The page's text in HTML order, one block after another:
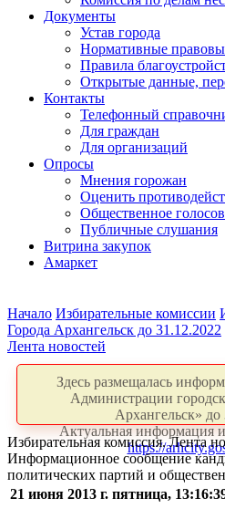
Документы
Устав города
Нормативные
Правила
Открытые данные,
Контакты
Телефонный
Для граждан
Для организаций
Опросы
Мнения горожан
Оценить
Общественное
Публичные слушания
Витрина закупок
Амаркет
Начало Избирательные комиссии
Города Архангельск до 31.12.2022
Лента новостей
Здесь размещалась
Администрации
Архангельск» до
Актуальная информация
https://
Избирательная комиссия. Лента
Информационное сообщение
политических партий и
21 июня 2013 г. пятница,